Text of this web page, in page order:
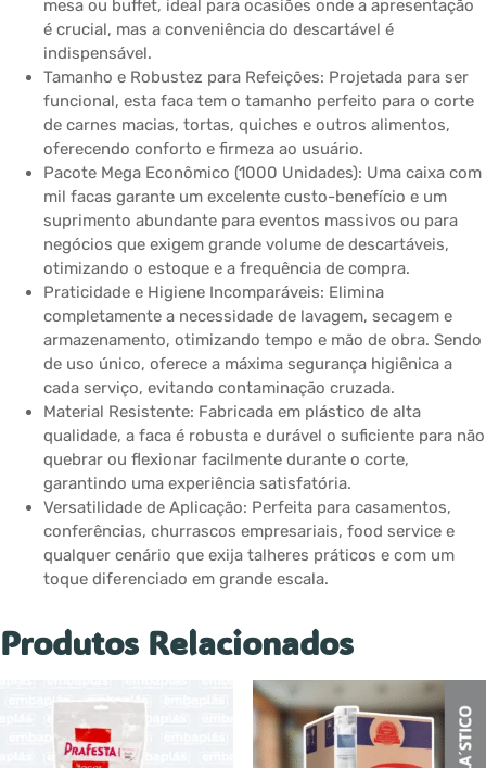
mesa ou buffet, ideal para ocasiões onde a apresentação
é crucial, mas a conveniência do descartável é
indispensável.
Tamanho e Robustez para Refeições: Projetada para ser
funcional, esta faca tem o tamanho perfeito para o corte
de carnes macias, tortas, quiches e outros alimentos,
oferecendo conforto e firmeza ao usuário.
Pacote Mega Econômico (1000 Unidades): Uma caixa com
mil facas garante um excelente custo-benefício e um
suprimento abundante para eventos massivos ou para
negócios que exigem grande volume de descartáveis,
otimizando o estoque e a frequência de compra.
Praticidade e Higiene Incomparáveis: Elimina
completamente a necessidade de lavagem, secagem e
armazenamento, otimizando tempo e mão de obra. Sendo
de uso único, oferece a máxima segurança higiênica a
cada serviço, evitando contaminação cruzada.
Material Resistente: Fabricada em plástico de alta
qualidade, a faca é robusta e durável o suficiente para não
quebrar ou flexionar facilmente durante o corte,
garantindo uma experiência satisfatória.
Versatilidade de Aplicação: Perfeita para casamentos,
conferências, churrascos empresariais, food service e
qualquer cenário que exija talheres práticos e com um
toque diferenciado em grande escala.
Produtos Relacionados